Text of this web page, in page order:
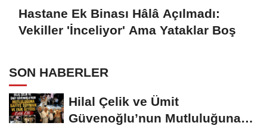
Hastane Ek Binası Hâlâ Açılmadı:
Vekiller 'İnceliyor' Ama Yataklar Boş
SON HABERLER
Hilal Çelik ve Ümit
Güvenoğlu’nun Mutluluğuna